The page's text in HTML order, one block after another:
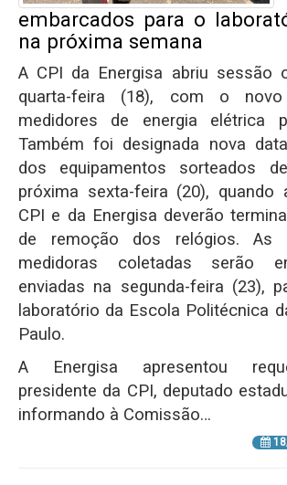
embarcados para o
na próxima semana
A CPI da Energisa abriu sessão
quarta-feira (18), com o
medidores de energia elétrica
Também foi designada nova
dos equipamentos sorteados
próxima sexta-feira (20), quando
CPI e da Energisa deverão
de remoção dos relógios. As
medidoras coletadas serão
enviadas na segunda-feira (23),
laboratório da Escola Politécnica
Paulo.
A Energisa apresentou
presidente da CPI, deputado
informando à Comissão…